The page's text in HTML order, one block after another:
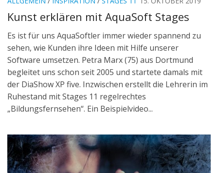
Kunst erklären mit AquaSoft Stages
Es ist für uns AquaSoftler immer wieder spannend zu
sehen, wie Kunden ihre Ideen mit Hilfe unserer
Software umsetzen. Petra Marx (75) aus Dortmund
begleitet uns schon seit 2005 und startete damals mit
der DiaShow XP five. Inzwischen erstellt die Lehrerin im
Ruhestand mit Stages 11 regelrechtes
„Bildungsfernsehen“. Ein Beispielvideo...